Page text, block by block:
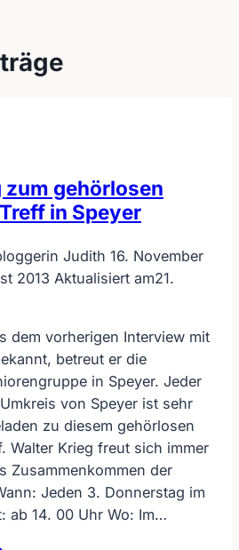
zum gehörlosen
in Speyer
Judith 16. November
2013 Aktualisiert am21.
dem vorherigen Interview mit
betreut er die
in Speyer. Jeder
von Speyer ist sehr
zu diesem gehörlosen
Walter Krieg freut sich immer
Zusammenkommen der
Jeden 3. Donnerstag im
ab 14. 00 Uhr Wo: Im…